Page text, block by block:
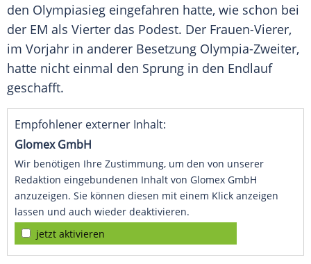
den Olympiasieg eingefahren hatte, wie schon bei
der EM als Vierter das Podest. Der Frauen-Vierer,
im Vorjahr in anderer Besetzung Olympia-Zweiter,
hatte nicht einmal den Sprung in den Endlauf
geschafft.
Empfohlener externer Inhalt:
Glomex GmbH
Wir benötigen Ihre Zustimmung, um den von unserer
Redaktion eingebundenen Inhalt von Glomex GmbH
anzuzeigen. Sie können diesen mit einem Klick anzeigen
lassen und auch wieder deaktivieren.
jetzt aktivieren